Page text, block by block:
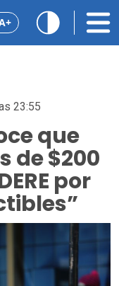
23:55
que
de $200
por